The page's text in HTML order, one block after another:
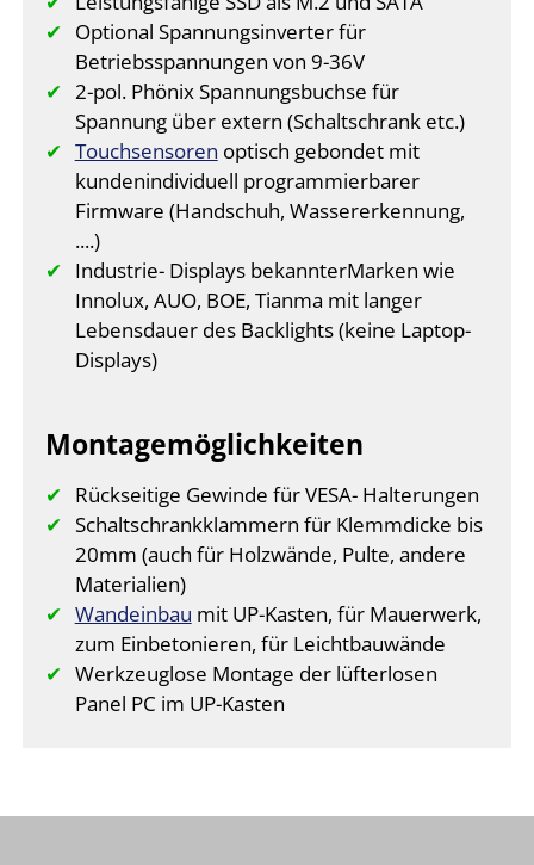
Optional Spannungsinverter für
Betriebsspannungen von 9-36V
2-pol. Phönix Spannungsbuchse für
Spannung über extern (Schaltschrank etc.)
Touchsensoren optisch gebondet mit
kundenindividuell programmierbarer
Firmware (Handschuh, Wassererkennung,
....)
Industrie- Displays bekannterMarken wie
Innolux, AUO, BOE, Tianma mit langer
Lebensdauer des Backlights (keine Laptop-
Displays)
Montagemöglichkeiten
Rückseitige Gewinde für VESA- Halterungen
Schaltschrankklammern für Klemmdicke bis
20mm (auch für Holzwände, Pulte, andere
Materialien)
Wandeinbau mit UP-Kasten, für Mauerwerk,
zum Einbetonieren, für Leichtbauwände
Werkzeuglose Montage der lüfterlosen
Panel PC im UP-Kasten